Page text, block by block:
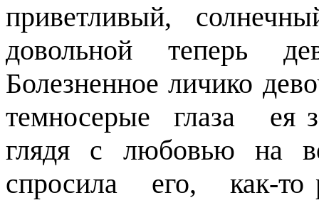
приветливый,
довольной теперь
Болезненное личико
темносерые
глаза
ея
глядя с любовью на
спросила
его,
как-